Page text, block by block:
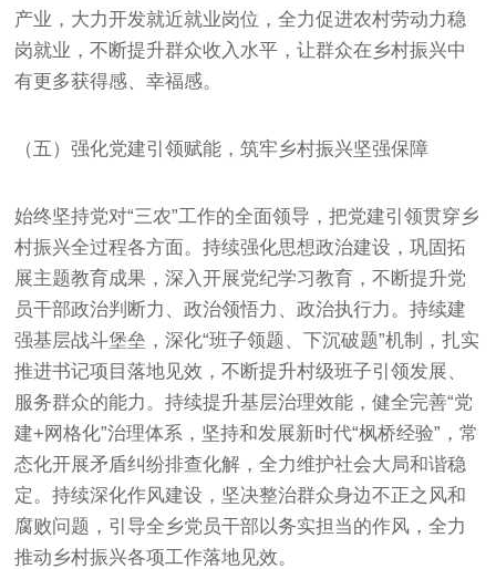
产业，大力开发就近就业岗位，全力促进农村劳动力稳
岗就业，不断提升群众收入水平，让群众在乡村振兴中
有更多获得感、幸福感。
（五）强化党建引领赋能，筑牢乡村振兴坚强保障
始终坚持党对“三农”工作的全面领导，把党建引领贯穿乡
村振兴全过程各方面。持续强化思想政治建设，巩固拓
展主题教育成果，深入开展党纪学习教育，不断提升党
员干部政治判断力、政治领悟力、政治执行力。持续建
强基层战斗堡垒，深化“班子领题、下沉破题”机制，扎实
推进书记项目落地见效，不断提升村级班子引领发展、
服务群众的能力。持续提升基层治理效能，健全完善“党
建+网格化”治理体系，坚持和发展新时代“枫桥经验”，常
态化开展矛盾纠纷排查化解，全力维护社会大局和谐稳
定。持续深化作风建设，坚决整治群众身边不正之风和
腐败问题，引导全乡党员干部以务实担当的作风，全力
推动乡村振兴各项工作落地见效。